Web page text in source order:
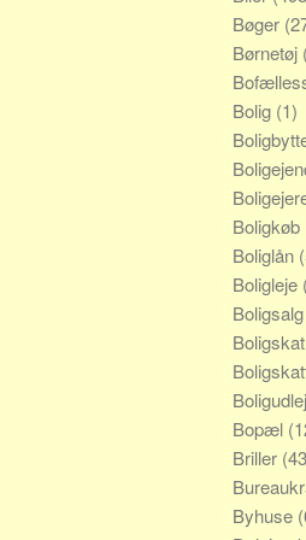
Bøger
Børnetøj
Bolig (1)
Boligkøb
Boliglån
Boligleje
Boligsalg
Boligskat
Bopæl
Briller
Byhuse